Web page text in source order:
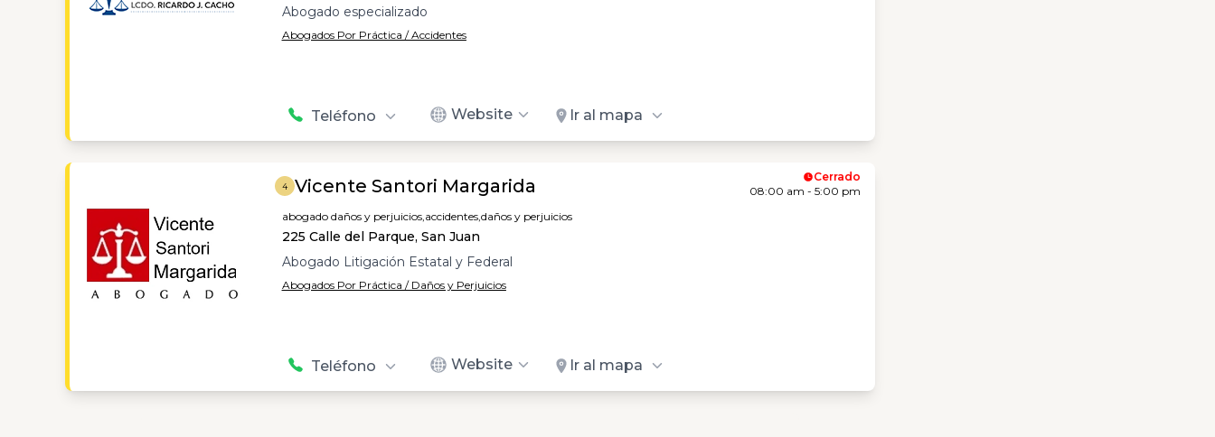
Abogado especializado
Abogados Por Práctica / Accidentes
Teléfono Website Ir al mapa
4 Vicente Santori Margarida
abogado daños y perjuicios,accidentes,daños y perjuicios
225 Calle del Parque, San Juan
Abogado Litigación Estatal y Federal
Abogados Por Práctica / Daños y Perjuicios
Teléfono Website Ir al mapa
Cerrado
08:00 am - 5:00 pm